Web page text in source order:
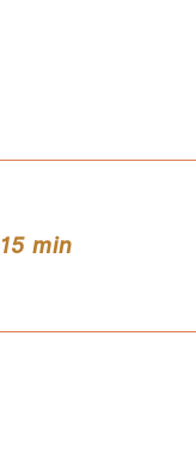
15 min